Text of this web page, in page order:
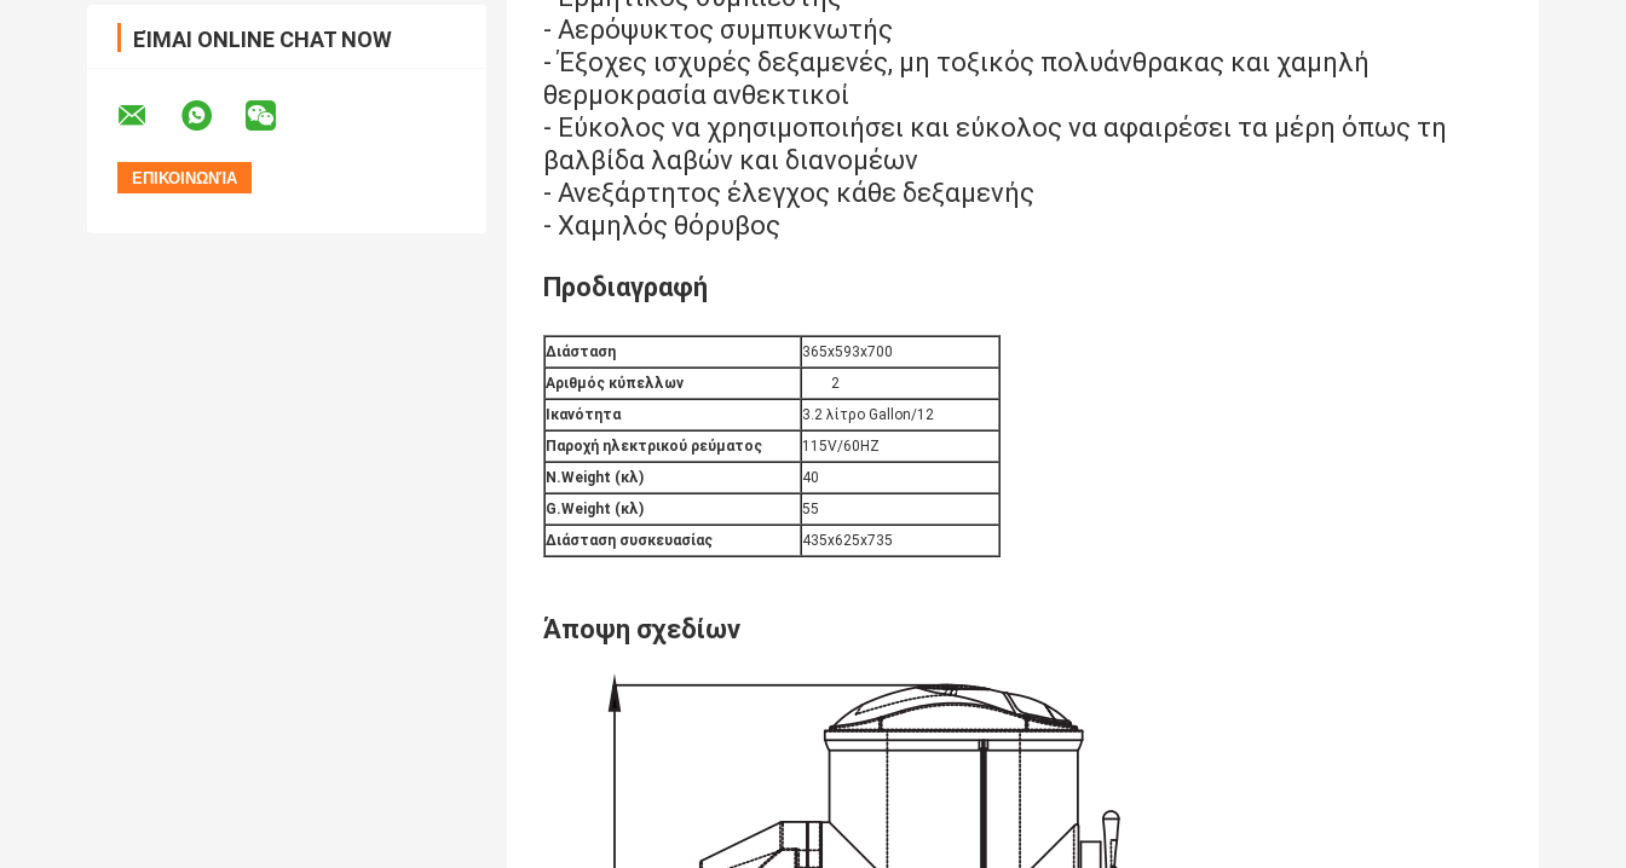
ΕΊΜΑΙ ONLINE CHAT NOW
- Αερόψυκτος συμπυκνωτής
- Έξοχες ισχυρές δεξαμενές, μη τοξικός πολυάνθρακας και χαμηλή
θερμοκρασία ανθεκτικοί
- Εύκολος να χρησιμοποιήσει και εύκολος να αφαιρέσει τα μέρη όπως τη
βαλβίδα λαβών και διανομέων
- Ανεξάρτητος έλεγχος κάθε δεξαμενής
- Χαμηλός θόρυβος
Προδιαγραφή
Διάσταση
365x593x700
Αριθμός κύπελλων
2
Ικανότητα
3.2 λίτρο Gallon/12
Παροχή ηλεκτρικού ρεύματος
115V/60HZ
N.Weight (κλ)
40
G.Weight (κλ)
55
Διάσταση συσκευασίας
435x625x735
Άποψη σχεδίων